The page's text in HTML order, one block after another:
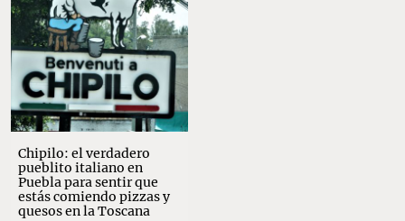
Chipilo: el verdadero
pueblito italiano en
Puebla para sentir que
estás comiendo pizzas y
quesos en la Toscana